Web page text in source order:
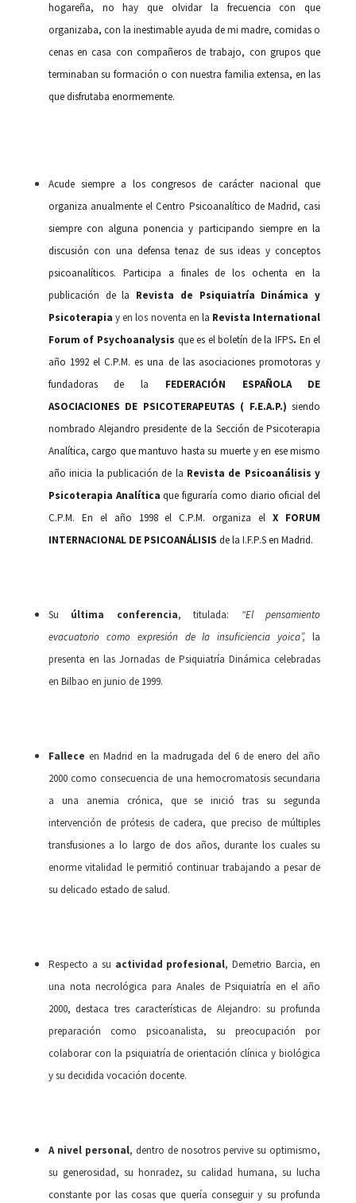
hogareña, no hay que olvidar la frecuencia con que
organizaba, con la inestimable ayuda de mi madre, comidas o
cenas en casa con compañeros de trabajo, con grupos que
terminaban su formación o con nuestra familia extensa, en las
que disfrutaba enormemente.
Acude siempre a los congresos de carácter nacional que
organiza anualmente el Centro Psicoanalítico de Madrid, casi
siempre con alguna ponencia y participando siempre en la
discusión con una defensa tenaz de sus ideas y conceptos
psicoanalíticos. Participa a finales de los ochenta en la
publicación de la Revista de Psiquiatría Dinámica y
Psicoterapia y en los noventa en la Revista International
Forum of Psychoanalysis que es el boletín de la IFPS. En el
año 1992 el C.P.M. es una de las asociaciones promotoras y
fundadoras de la
FEDERACIÓN ESPAÑOLA DE
ASOCIACIONES DE PSICOTERAPEUTAS ( F.E.A.P.)siendo
nombrado Alejandro presidente de la Sección de Psicoterapia
Analítica, cargo que mantuvo hasta su muerte y en ese mismo
año inicia la publicación de la Revista de Psicoanálisis y
Psicoterapia Analítica que figuraría como diario oficial del
C.P.M. En el año 1998 el C.P.M. organiza elX FORUM
INTERNACIONAL DE PSICOANÁLISIS de la I.F.P.S en Madrid.
Su última conferencia, titulada: “El pensamiento
evacuatorio como expresión de la insuficiencia yoica”, la
presenta en las Jornadas de Psiquiatría Dinámica celebradas
en Bilbao en junio de 1999.
Fallece en Madrid en la madrugada del 6 de enero del año
2000 como consecuencia de una hemocromatosis secundaria
a una anemia crónica, que se inició tras su segunda
intervención de prótesis de cadera, que preciso de múltiples
transfusiones a lo largo de dos años, durante los cuales su
enorme vitalidad le permitió continuar trabajando a pesar de
su delicado estado de salud.
Respecto a su actividad profesional, Demetrio Barcia, en
una nota necrológica para Anales de Psiquiatría en el año
2000, destaca tres características de Alejandro: su profunda
preparación como psicoanalista, su preocupación por
colaborar con la psiquiatría de orientación clínica y biológica
y su decidida vocación docente.
A nivel personal, dentro de nosotros pervive su optimismo,
su generosidad, su honradez, su calidad humana, su lucha
constante por las cosas que quería conseguir y su profunda